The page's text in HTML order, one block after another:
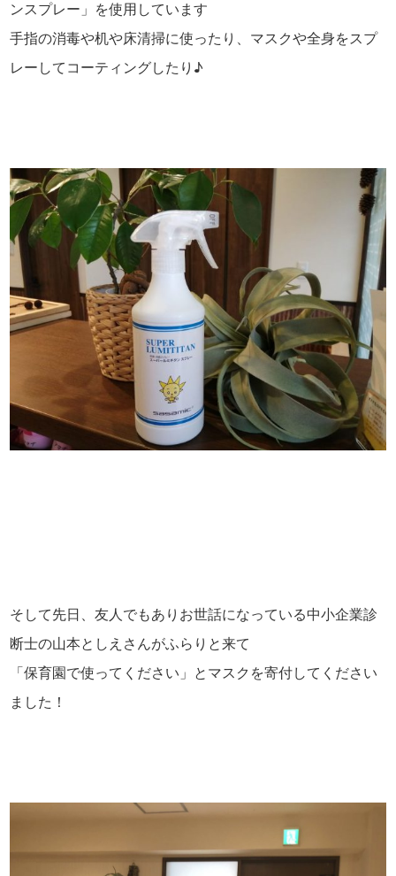
ンスプレー」を使用しています
手指の消毒や机や床清掃に使ったり、マスクや全身をスプ
レーしてコーティングしたり♪
そして先日、友人でもありお世話になっている中小企業診
断士の山本としえさんがふらりと来て
「保育園で使ってください」とマスクを寄付してください
ました！